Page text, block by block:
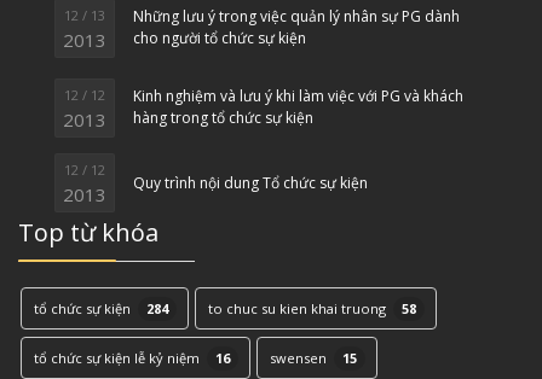
12 / 13
2013
Những lưu ý trong việc quản lý nhân sự PG dành
cho người tổ chức sự kiện
12 / 12
2013
Kinh nghiệm và lưu ý khi làm việc với PG và khách
hàng trong tổ chức sự kiện
12 / 12
2013 Quy trình nội dung Tổ chức sự kiện
Top từ khóa
tổ chức sự kiện 284 to chuc su kien khai truong 58
tổ chức sự kiện lễ kỷ niệm 16 swensen 15